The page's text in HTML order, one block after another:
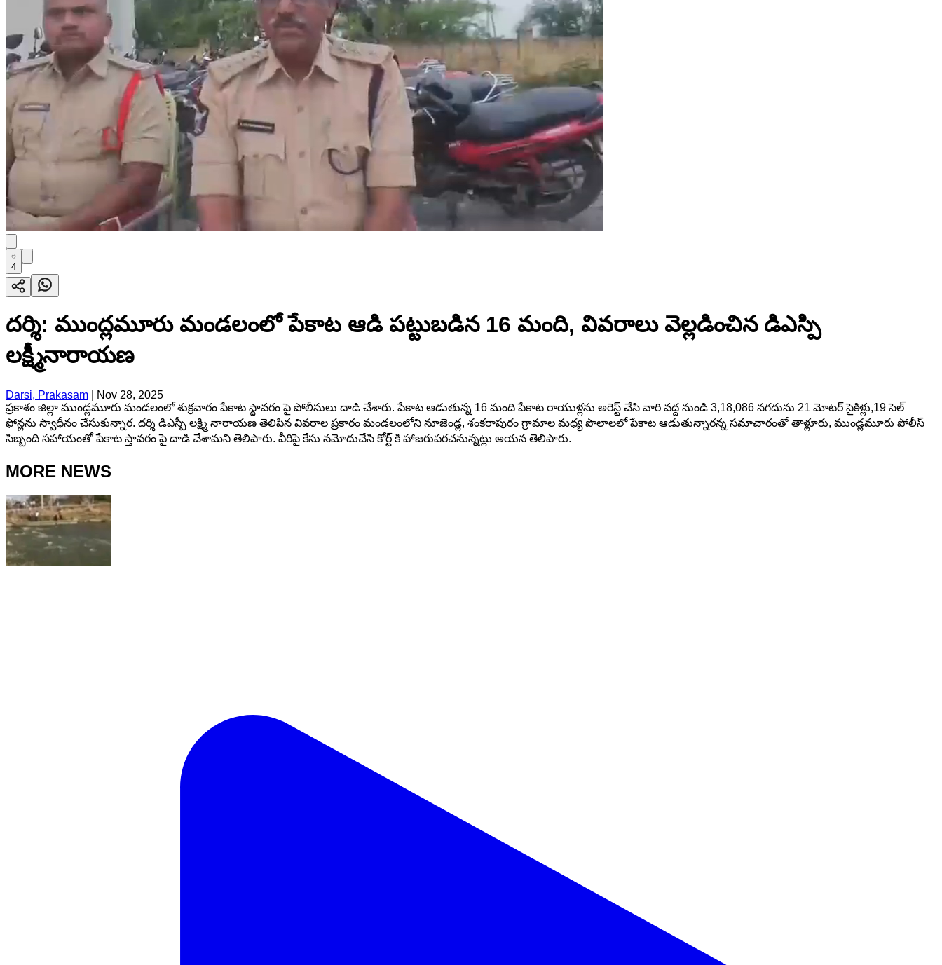
4
దర్శి: ముంద్లమూరు మండలంలో పేకాట ఆడి పట్టుబడిన 16 మంది, వివరాలు వెల్లడించిన డిఎస్పి
లక్ష్మీనారాయణ
Darsi, Prakasam
Nov 28, 2025
ప్రకాశం జిల్లా ముండ్లమూరు మండలంలో శుక్రవారం పేకాట స్థావరం పై పోలీసులు దాడి చేశారు. పేకాట ఆడుతున్న 16 మంది పేకాట రాయుళ్లను అరెస్ట్ చేసి వారి వద్ద నుండి 3,18,086 నగదును 21 మోటర్ సైకిళ్లు,19 సెల్
ఫోన్లను స్వాధీనం చేసుకున్నార. దర్శి డిఎస్పీ లక్ష్మి నారాయణ తెలిపిన వివరాల ప్రకారం మండలంలోని నూజెండ్ల, శంకరాపురం గ్రామాల మధ్య పొలాలలో పేకాట ఆడుతున్నారన్న సమాచారంతో తాళ్లూరు, ముండ్లమూరు పోలీస్
సిబ్బంది సహాయంతో పేకాట స్తావరం పై దాడి చేశామని తెలిపారు. వీరిపై కేసు నమోదుచేసి కోర్ట్ కి హాజరుపరచనున్నట్లు అయన తెలిపారు.
MORE NEWS